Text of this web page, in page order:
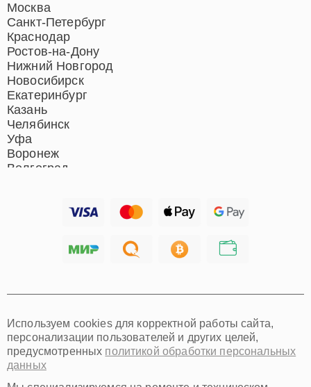
Москва
Санкт-Петербург
Краснодар
Ростов-на-Дону
Нижний Новгород
Новосибирск
Екатеринбург
Казань
Челябинск
Уфа
Воронеж
Волгоград
Хабаровск
Омск
Красноярск
Пермь
Ульяновск
Используем cookies для корректной работы сайта,
персонализации пользователей и других целей,
предусмотренных политикой обработки персональных
данных